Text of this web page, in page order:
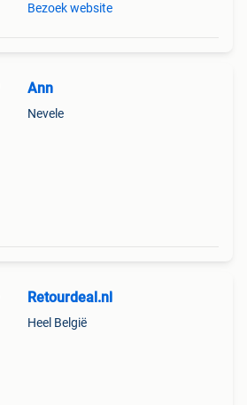
Bezoek website
Ann
Nevele
Retourdeal.nl
Heel België